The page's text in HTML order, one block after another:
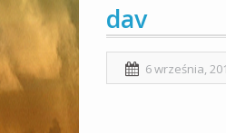
dav
6 września,